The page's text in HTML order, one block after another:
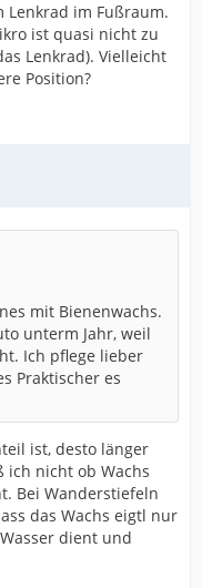
Lenkrad im Fußraum.
ist quasi nicht zu
Lenkrad). Vielleicht
Position?
mit Bienenwachs.
unterm Jahr, weil
Ich pflege lieber
Praktischer es
ist, desto länger
ich nicht ob Wachs
Bei Wanderstiefeln
das Wachs eigtl nur
dient und